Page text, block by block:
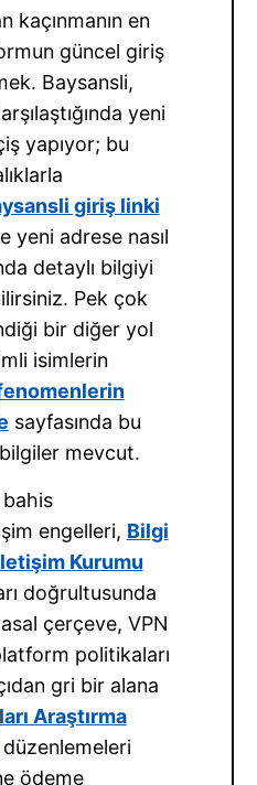
kaçınmanın en
güncel giriş
Baysansli,
yeni
yapıyor; bu
giriş linki
yeni adrese nasıl
detaylı bilgiyi
Pek çok
bir diğer yol
isimlerin
sayfasında bu
mevcut.
engelleri, Bilgi
Kurumu
doğrultusunda
çerçeve, VPN
politikaları
gri bir alana
Araştırma
düzenlemeleri
ödeme